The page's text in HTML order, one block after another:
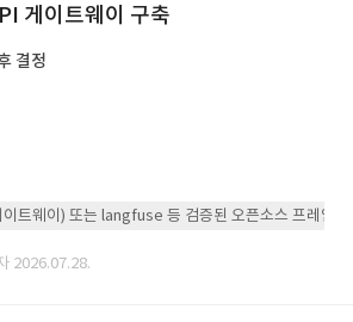
게이트웨이 구축
결정
트웨이) 또는 langfuse 등 검증된 오픈소스 프레임워
2026.07.28.